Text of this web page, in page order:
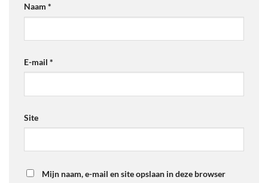
Naam *
E-mail *
Site
Mijn naam, e-mail en site opslaan in deze browser